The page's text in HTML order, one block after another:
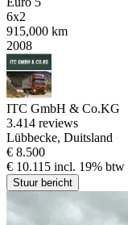
6x2
915,000 km
2008
ITC GmbH & Co.KG
3.414 reviews
Lübbecke, Duitsland
€ 8.500
€ 10.115 incl. 19% btw
Stuur bericht